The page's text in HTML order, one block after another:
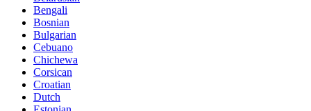
Bengali
Bosnian
Bulgarian
Cebuano
Chichewa
Corsican
Croatian
Dutch